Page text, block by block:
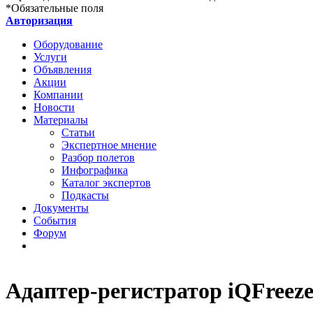
Адаптер-регистратор
*Обязательные поля
Авторизация
Оборудование
Услуги
Объявления
Акции
Компании
Новости
Материалы
Статьи
Экспертное мнение
Разбор полетов
Инфографика
Каталог экспертов
Подкасты
Документы
События
Форум